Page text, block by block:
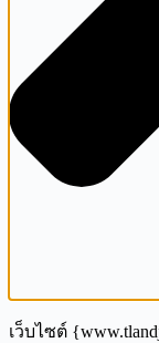
เว็บไซต์